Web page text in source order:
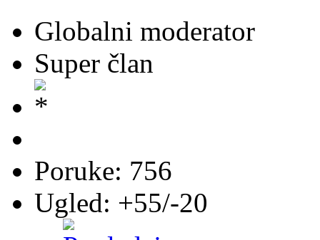
Globalni moderator
Super član
Poruke: 756
Ugled: +55/-20